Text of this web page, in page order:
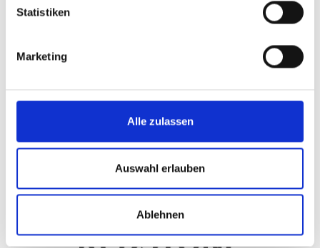
Statistiken
Marketing
Alle zulassen
Auswahl erlauben
Ablehnen
Starke Partner. Gemeinsame
Adrian Locher gegründet. Als Initiator des Merantix AI Campus
KI-Expertise in Deutschland.